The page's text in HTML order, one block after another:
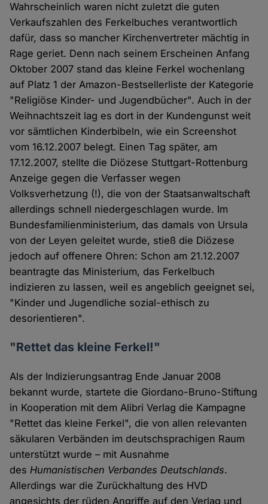
Wahrscheinlich waren nicht zuletzt die guten
Verkaufszahlen des Ferkelbuches verantwortlich
dafür, dass so mancher Kirchenvertreter mächtig in
Rage geriet. Denn nach seinem Erscheinen Anfang
Oktober 2007 stand das kleine Ferkel wochenlang
auf Platz 1 der Amazon-Bestsellerliste der Kategorie
"Religiöse Kinder- und Jugendbücher". Auch in der
Weihnachtszeit lag es dort in der Kundengunst weit
vor sämtlichen Kinderbibeln, wie ein Screenshot
vom 16.12.2007 belegt. Einen Tag später, am
17.12.2007, stellte die Diözese Stuttgart-Rottenburg
Anzeige gegen die Verfasser wegen
Volksverhetzung (!), die von der Staatsanwaltschaft
allerdings schnell niedergeschlagen wurde. Im
Bundesfamilienministerium, das damals von Ursula
von der Leyen geleitet wurde, stieß die Diözese
jedoch auf offenere Ohren: Schon am 21.12.2007
beantragte das Ministerium, das Ferkelbuch
indizieren zu lassen, weil es angeblich geeignet sei,
"Kinder und Jugendliche sozial-ethisch zu
desorientieren".
"Rettet das kleine Ferkel!"
Als der Indizierungsantrag Ende Januar 2008
bekannt wurde, startete die Giordano-Bruno-Stiftung
in Kooperation mit dem Alibri Verlag die Kampagne
"Rettet das kleine Ferkel", die von allen relevanten
säkularen Verbänden im deutschsprachigen Raum
unterstützt wurde – mit Ausnahme
desHumanistischen Verbandes Deutschlands.
Allerdings war die Zurückhaltung des HVD
angesichts der rüden Angriffe auf den Verlag und